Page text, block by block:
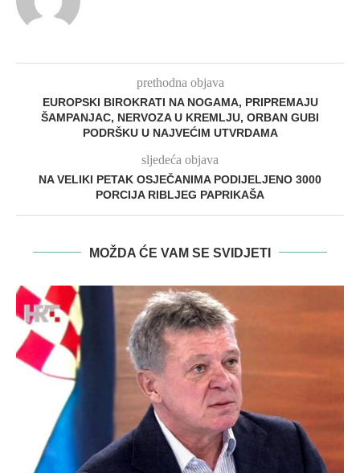
prethodna objava
EUROPSKI BIROKRATI NA NOGAMA, PRIPREMAJU
ŠAMPANJAC, NERVOZA U KREMLJU, ORBAN GUBI
PODRŠKU U NAJVEĆIM UTVRDAMA
sljedeća objava
NA VELIKI PETAK OSJEČANIMA PODIJELJENO 3000
PORCIJA RIBLJEG PAPRIKAŠA
MOŽDA ĆE VAM SE SVIDJETI